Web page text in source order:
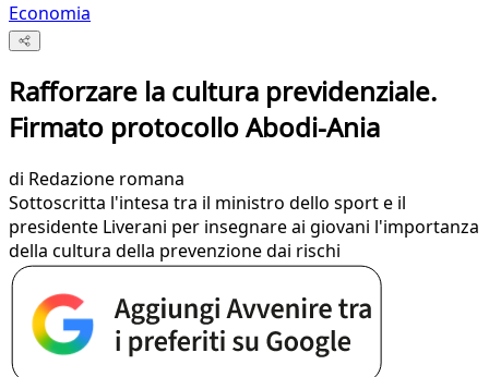
Economia
Rafforzare la cultura previdenziale.
Firmato protocollo Abodi-Ania
di Redazione romana
Sottoscritta l'intesa tra il ministro dello sport e il
presidente Liverani per insegnare ai giovani l'importanza
della cultura della prevenzione dai rischi